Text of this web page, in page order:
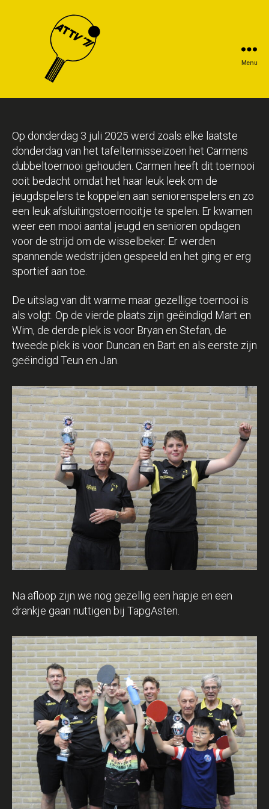
Menu
Op donderdag 3 juli 2025 werd zoals elke laatste
donderdag van het tafeltennisseizoen het Carmens
dubbeltoernooi gehouden. Carmen heeft dit toernooi
ooit bedacht omdat het haar leuk leek om de
jeugdspelers te koppelen aan seniorenspelers en zo
een leuk afsluitingstoernooitje te spelen. Er kwamen
weer een mooi aantal jeugd en senioren opdagen
voor de strijd om de wisselbeker. Er werden
spannende wedstrijden gespeeld en het ging er erg
sportief aan toe.
De uitslag van dit warme maar gezellige toernooi is
als volgt. Op de vierde plaats zijn geëindigd Mart en
Wim, de derde plek is voor Bryan en Stefan, de
tweede plek is voor Duncan en Bart en als eerste zijn
geëindigd Teun en Jan.
Na afloop zijn we nog gezellig een hapje en een
drankje gaan nuttigen bij TapgAsten.